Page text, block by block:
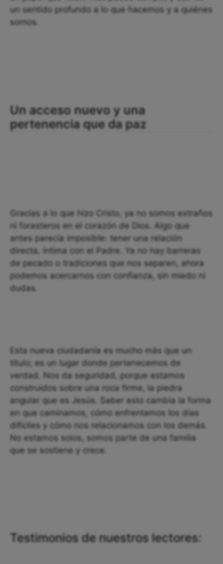
un sentido profundo a lo que hacemos y a quiénes
somos.
Un acceso nuevo y una
pertenencia que da paz
Gracias a lo que hizo Cristo, ya no somos extraños
ni forasteros en el corazón de Dios. Algo que
antes parecía imposible: tener una relación
directa, íntima con el Padre. Ya no hay barreras
de pecado o tradiciones que nos separen, ahora
podemos acercarnos con confianza, sin miedo ni
dudas.
Esta nueva ciudadanía es mucho más que un
título; es un lugar donde pertenecemos de
verdad. Nos da seguridad, porque estamos
construidos sobre una roca firme, la piedra
angular que es Jesús. Saber esto cambia la forma
en que caminamos, cómo enfrentamos los días
difíciles y cómo nos relacionamos con los demás.
No estamos solos, somos parte de una familia
que se sostiene y crece.
Testimonios de nuestros lectores: